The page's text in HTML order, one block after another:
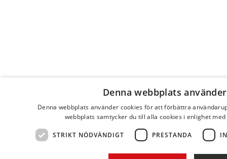
Denna webbplats
Denna webbplats använder cookies för att förbättra
webbplats samtycker du till alla cookies i enlighet
STRIKT NÖDVÄNDIGT PRESTANDA